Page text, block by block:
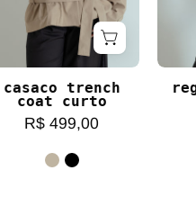
casaco trench
coat curto
R$ 499,00